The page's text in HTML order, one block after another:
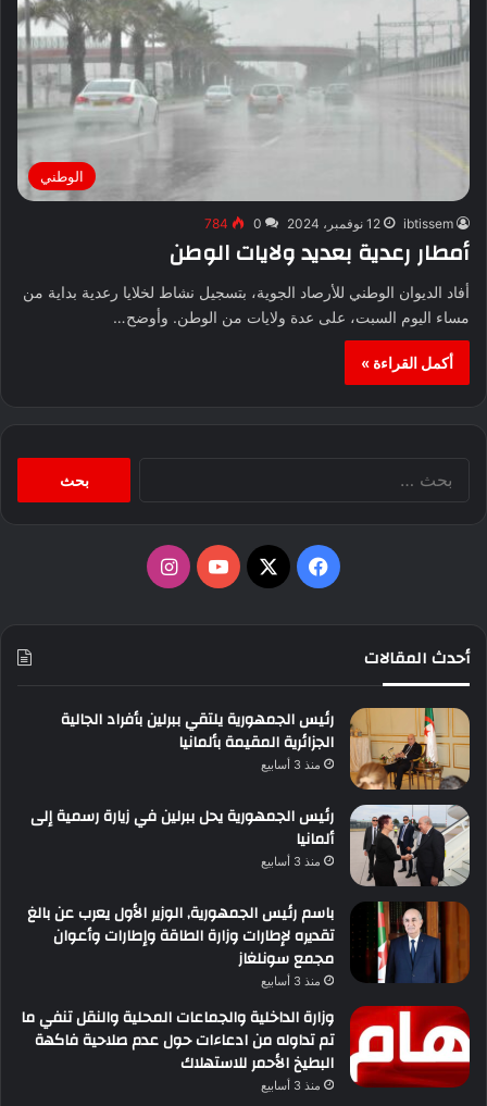
الوطني
ibtissem 12 نوفمبر، 2024 0
784
أمطار رعدية بعديد ولايات الوطن
أفاد الديوان الوطني للأرصاد الجوية، بتسجيل نشاط لخلايا رعدية بداية من
مساء اليوم السبت، على عدة ولايات من الوطن. وأوضح…
أكمل القراءة »
فيسبوك
‫X
‫YouTubeانستقرام
أحدث المقالات
رئيس الجمهورية يلتقي ببرلين بأفراد الجالية
الجزائرية المقيمة بألمانيا
منذ 3 أسابيع
رئيس الجمهورية يحل ببرلين في زيارة رسمية إلى
ألمانيا
منذ 3 أسابيع
باسم رئيس الجمهورية, الوزير الأول يعرب عن بالغ
تقديره لإطارات وزارة الطاقة وإطارات وأعوان
مجمع سونلغاز
منذ 3 أسابيع
وزارة الداخلية والجماعات المحلية والنقل تنفي ما
تم تداوله من ادعاءات حول عدم صلاحية فاكهة
البطيخ الأحمر للاستهلاك
منذ 3 أسابيع